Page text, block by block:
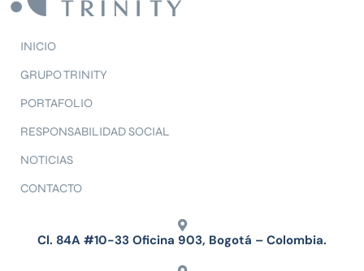
INICIO
GRUPO TRINITY
PORTAFOLIO
RESPONSABILIDAD SOCIAL
NOTICIAS
CONTACTO
Cl. 84A #10-33 Oficina 903, Bogotá – Colombia.